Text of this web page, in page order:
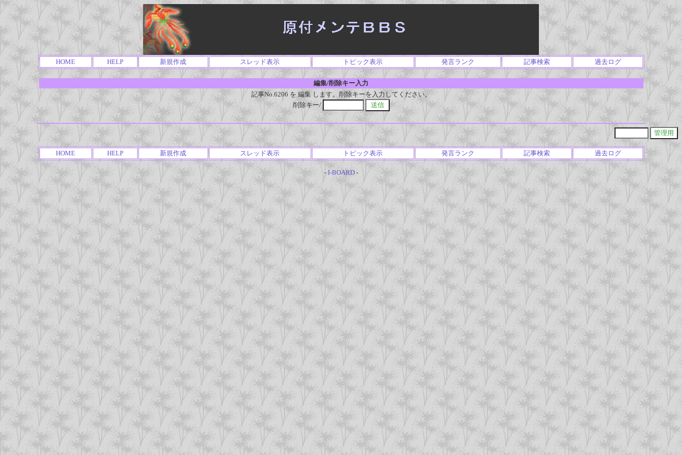
HOME HELP 新規作成 スレッド表示 トピック表示 発言ランク 記事検索 過去ログ
編集/削除キー入力
記事No.6206 を 編集 します。削除キーを入力してください。
削除キー/
HOME HELP 新規作成 スレッド表示 トピック表示 発言ランク 記事検索 過去ログ
- I-BOARD-